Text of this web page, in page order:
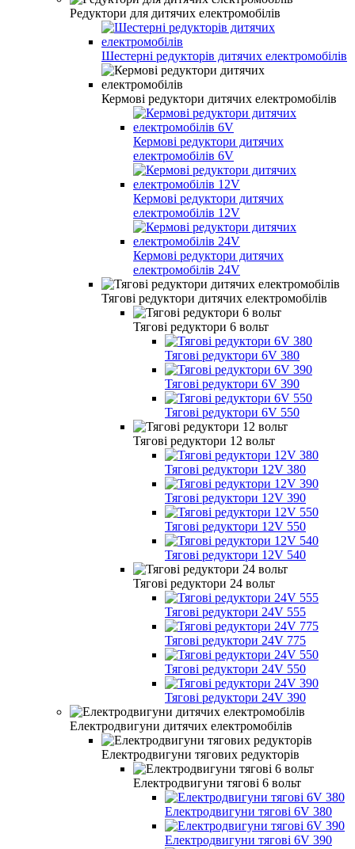
Редуктори для дитячих електромобілів
Шестерні редукторів дитячих електромобілів
Кермові редуктори дитячих електромобілів
Кермові редуктори дитячих
електромобілів 6V
Кермові редуктори дитячих
електромобілів 12V
Кермові редуктори дитячих
електромобілів 24V
Тягові редуктори дитячих електромобілів
Тягові редуктори 6 вольт
Тягові редуктори 6V 380
Тягові редуктори 6V 390
Тягові редуктори 6V 550
Тягові редуктори 12 вольт
Тягові редуктори 12V 380
Тягові редуктори 12V 390
Тягові редуктори 12V 550
Тягові редуктори 12V 540
Тягові редуктори 24 вольт
Тягові редуктори 24V 555
Тягові редуктори 24V 775
Тягові редуктори 24V 550
Тягові редуктори 24V 390
Електродвигуни дитячих електромобілів
Електродвигуни тягових редукторів
Електродвигуни тягові 6 вольт
Електродвигуни тягові 6V 380
Електродвигуни тягові 6V 390